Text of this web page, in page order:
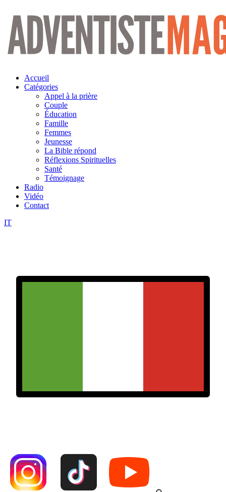
Aller
contenu
Accueil
Catégories
Appel à la prière
Couple
Éducation
Famille
Femmes
Jeunesse
La Bible répond
Réflexions Spirituelles
Santé
Témoignage
Radio
Vidéo
Contact
IT